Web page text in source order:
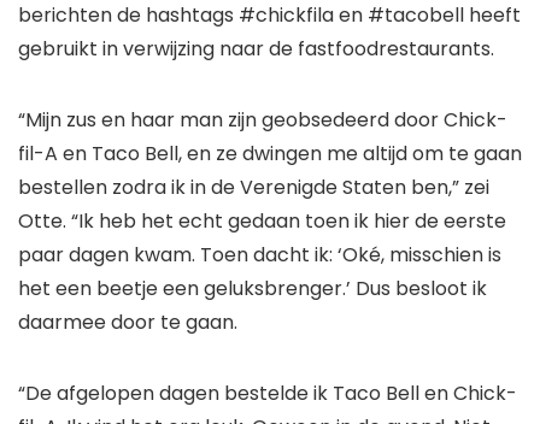
berichten de hashtags #chickfila en #tacobell heeft
gebruikt in verwijzing naar de fastfoodrestaurants.
“Mijn zus en haar man zijn geobsedeerd door Chick-
fil-A en Taco Bell, en ze dwingen me altijd om te gaan
bestellen zodra ik in de Verenigde Staten ben,” zei
Otte. “Ik heb het echt gedaan toen ik hier de eerste
paar dagen kwam. Toen dacht ik: ‘Oké, misschien is
het een beetje een geluksbrenger.’ Dus besloot ik
daarmee door te gaan.
“De afgelopen dagen bestelde ik Taco Bell en Chick-